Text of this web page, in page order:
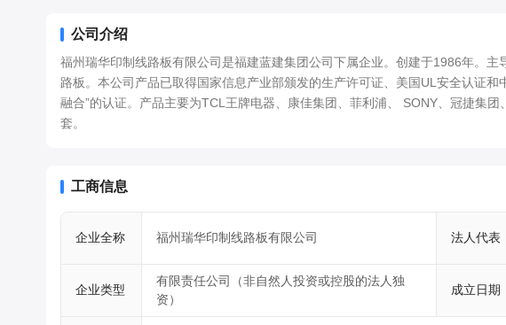
公司介绍
福州瑞华印制线路板有限公司是福建蓝建集团公司下属企业。创建于1986年。
路板。本公司产品已取得国家信息产业部颁发的生产许可证、美国UL安全认证和
融合”的认证。产品主要为TCL王牌电器、康佳集团、菲利浦、 SONY、冠捷集
工商信息
企业全称 福州瑞华印制线路板有限公司 法人代表
企业类型
有限责任公司（非自然人投资或控股的法人独
资）
成立日期